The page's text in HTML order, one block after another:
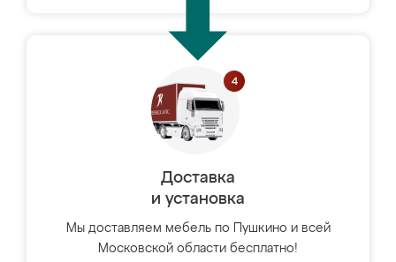
Доставка
и установка
Мы доставляем мебель по Пушкино и всей
Московской области бесплатно!